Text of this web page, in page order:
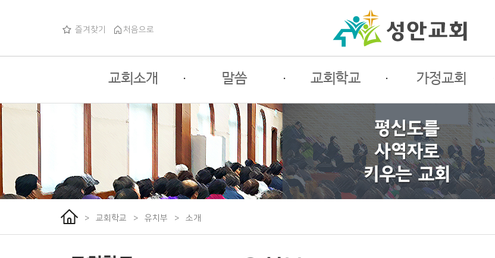
즐겨찾기 처음으로
교회소개
교회소개
교회사명
교회로고
교회연혁
섬기는분들
예배안내
· 말씀
주일예배
목회자코너
특별행사
· 교회학교
사랑부
유치부
유초등부
청소년부
· 가정교회
가정교회란
초원소개
평신도세미나
> 교회학교 > 유치부 > 소개